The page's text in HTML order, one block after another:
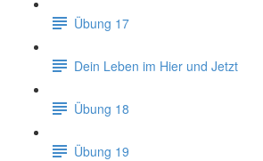
Übung 17
Dein Leben im Hier und Jetzt
Übung 18
Übung 19